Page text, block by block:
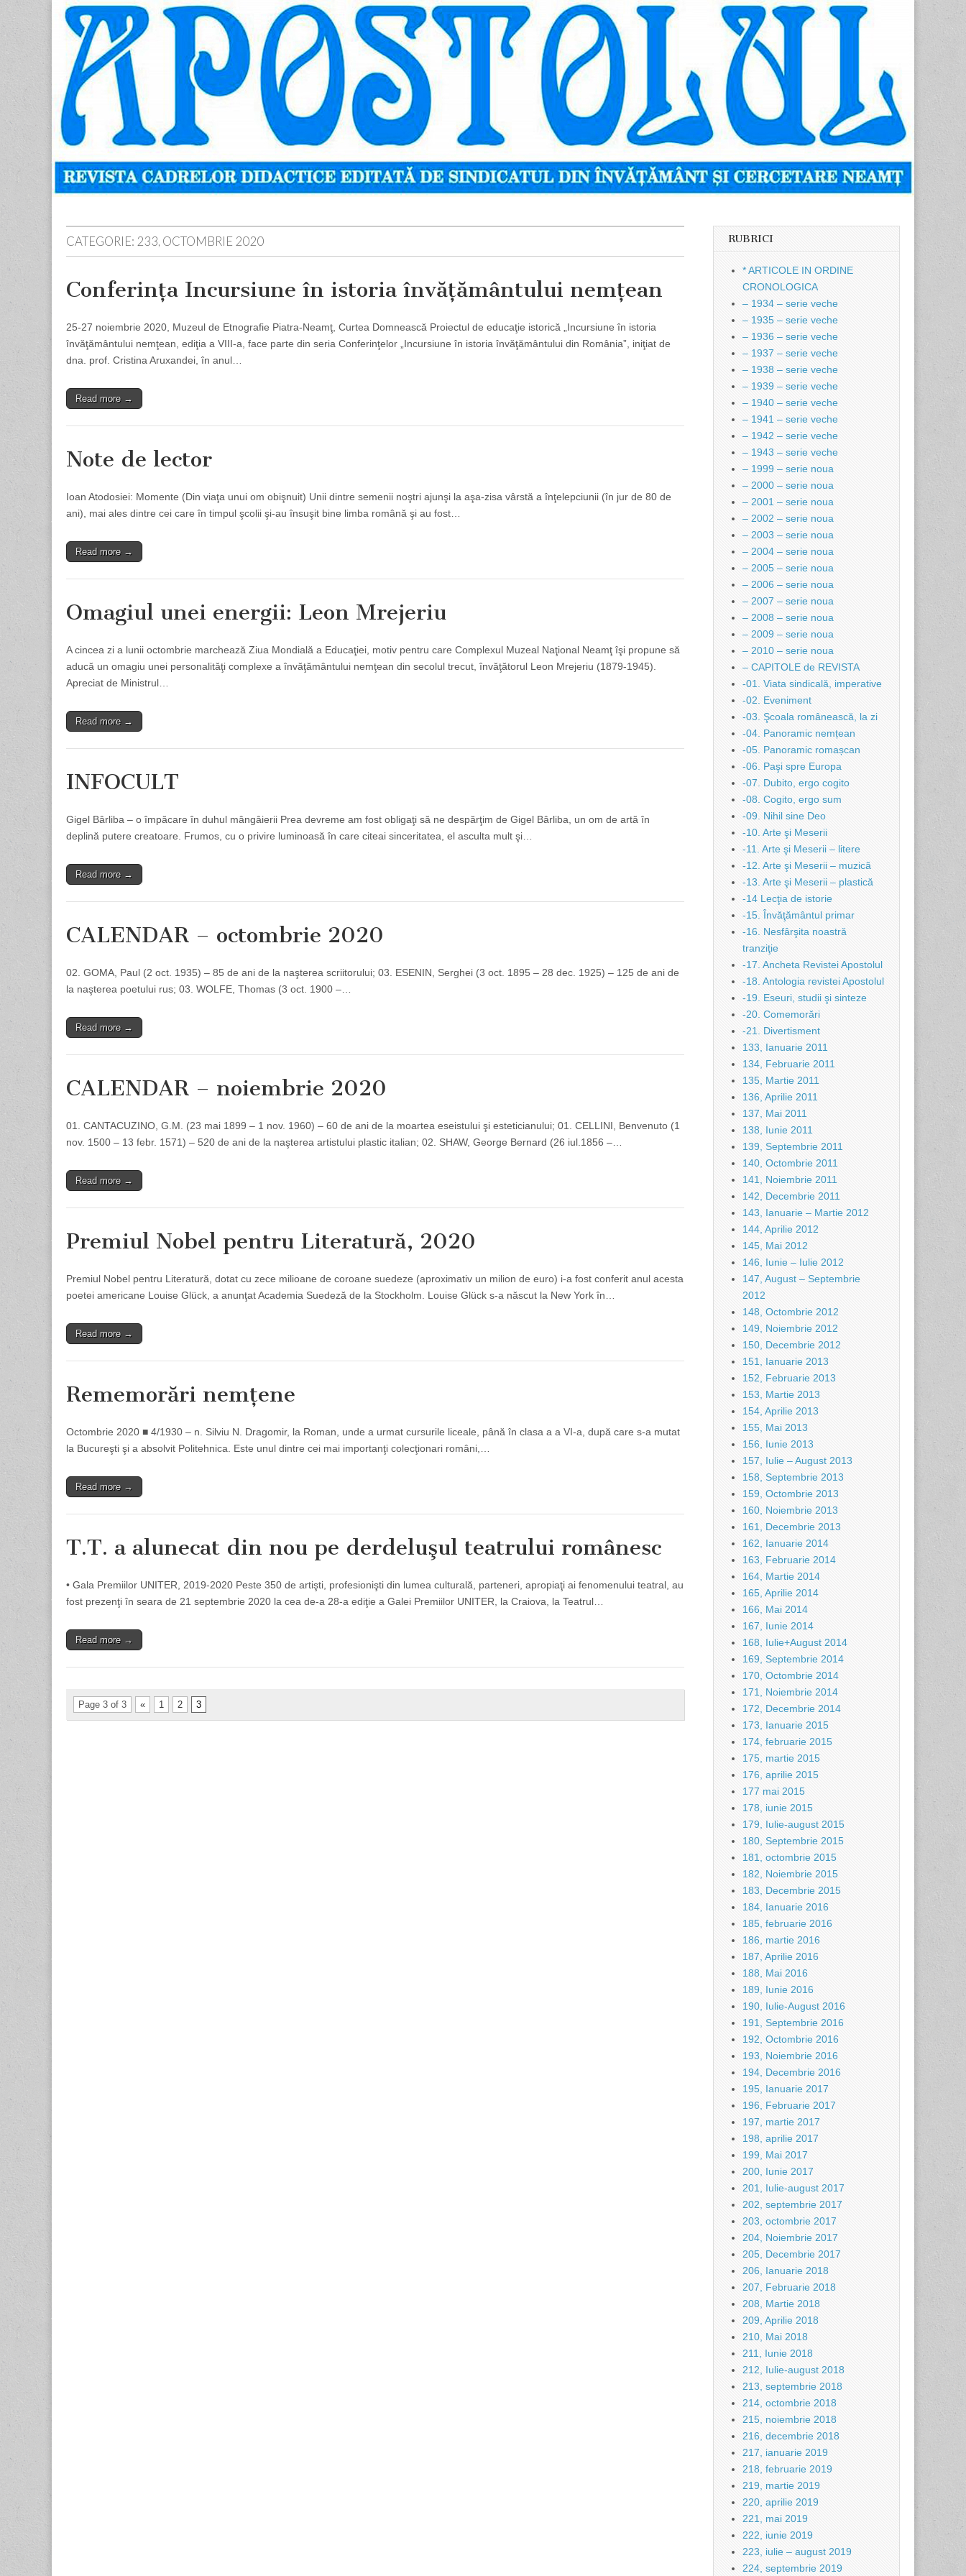
Apostolul
Revista
cadrelor
didactice
din
judetul
Neamt
menu
content
CATEGORIE: 233, OCTOMBRIE 2020
Conferinţa Incursiune în istoria învăţământului nemţean
25-27 noiembrie 2020, Muzeul de Etnografie Piatra-Neamţ, Curtea Domnească Proiectul de educaţie istorică „Incursiune în istoria
învăţământului nemţean, ediţia a VIII-a, face parte din seria Conferinţelor „Incursiune în istoria învăţământului din România”, iniţiat de
dna. prof. Cristina Aruxandei, în anul…
Read more →
Note de lector
Ioan Atodosiei: Momente (Din viaţa unui om obişnuit) Unii dintre semenii noştri ajunşi la aşa-zisa vârstă a înţelepciunii (în jur de 80 de
ani), mai ales dintre cei care în timpul şcolii şi-au însuşit bine limba română şi au fost…
Read more →
Omagiul unei energii: Leon Mrejeriu
A cincea zi a lunii octombrie marchează Ziua Mondială a Educaţiei, motiv pentru care Complexul Muzeal Naţional Neamţ îşi propune să
aducă un omagiu unei personalităţi complexe a învăţământului nemţean din secolul trecut, învăţătorul Leon Mrejeriu (1879-1945).
Apreciat de Ministrul…
Read more →
INFOCULT
Gigel Bârliba – o împăcare în duhul mângâierii Prea devreme am fost obligaţi să ne despărţim de Gigel Bârliba, un om de artă în
deplină putere creatoare. Frumos, cu o privire luminoasă în care citeai sinceritatea, el asculta mult şi…
Read more →
CALENDAR – octombrie 2020
02. GOMA, Paul (2 oct. 1935) – 85 de ani de la naşterea scriitorului; 03. ESENIN, Serghei (3 oct. 1895 – 28 dec. 1925) – 125 de ani de
la naşterea poetului rus; 03. WOLFE, Thomas (3 oct. 1900 –…
Read more →
CALENDAR – noiembrie 2020
01. CANTACUZINO, G.M. (23 mai 1899 – 1 nov. 1960) – 60 de ani de la moartea eseistului şi esteticianului; 01. CELLINI, Benvenuto (1
nov. 1500 – 13 febr. 1571) – 520 de ani de la naşterea artistului plastic italian; 02. SHAW, George Bernard (26 iul.1856 –…
Read more →
Premiul Nobel pentru Literatură, 2020
Premiul Nobel pentru Literatură, dotat cu zece milioane de coroane suedeze (aproximativ un milion de euro) i-a fost conferit anul acesta
poetei americane Louise Glück, a anunţat Academia Suedeză de la Stockholm. Louise Glück s-a născut la New York în…
Read more →
Rememorări nemţene
Octombrie 2020 ■ 4/1930 – n. Silviu N. Dragomir, la Roman, unde a urmat cursurile liceale, până în clasa a a VI-a, după care s-a mutat
la Bucureşti şi a absolvit Politehnica. Este unul dintre cei mai importanţi colecţionari români,…
Read more →
T.T. a alunecat din nou pe derdeluşul teatrului românesc
• Gala Premiilor UNITER, 2019-2020 Peste 350 de artişti, profesionişti din lumea culturală, parteneri, apropiaţi ai fenomenului teatral, au
fost prezenţi în seara de 21 septembrie 2020 la cea de-a 28-a ediţie a Galei Premiilor UNITER, la Craiova, la Teatrul…
Read more →
Page 3 of 3 « 1 2 3
RUBRICI
* ARTICOLE IN ORDINE
CRONOLOGICA
– 1934 – serie veche
– 1935 – serie veche
– 1936 – serie veche
– 1937 – serie veche
– 1938 – serie veche
– 1939 – serie veche
– 1940 – serie veche
– 1941 – serie veche
– 1942 – serie veche
– 1943 – serie veche
– 1999 – serie noua
– 2000 – serie noua
– 2001 – serie noua
– 2002 – serie noua
– 2003 – serie noua
– 2004 – serie noua
– 2005 – serie noua
– 2006 – serie noua
– 2007 – serie noua
– 2008 – serie noua
– 2009 – serie noua
– 2010 – serie noua
– CAPITOLE de REVISTA
-01. Viata sindicală, imperative
-02. Eveniment
-03. Şcoala românească, la zi
-04. Panoramic nemțean
-05. Panoramic romașcan
-06. Paşi spre Europa
-07. Dubito, ergo cogito
-08. Cogito, ergo sum
-09. Nihil sine Deo
-10. Arte şi Meserii
-11. Arte şi Meserii – litere
-12. Arte şi Meserii – muzică
-13. Arte şi Meserii – plastică
-14 Lecţia de istorie
-15. Învăţământul primar
-16. Nesfârşita noastră
tranziţie
-17. Ancheta Revistei Apostolul
-18. Antologia revistei Apostolul
-19. Eseuri, studii şi sinteze
-20. Comemorări
-21. Divertisment
133, Ianuarie 2011
134, Februarie 2011
135, Martie 2011
136, Aprilie 2011
137, Mai 2011
138, Iunie 2011
139, Septembrie 2011
140, Octombrie 2011
141, Noiembrie 2011
142, Decembrie 2011
143, Ianuarie – Martie 2012
144, Aprilie 2012
145, Mai 2012
146, Iunie – Iulie 2012
147, August – Septembrie
2012
148, Octombrie 2012
149, Noiembrie 2012
150, Decembrie 2012
151, Ianuarie 2013
152, Februarie 2013
153, Martie 2013
154, Aprilie 2013
155, Mai 2013
156, Iunie 2013
157, Iulie – August 2013
158, Septembrie 2013
159, Octombrie 2013
160, Noiembrie 2013
161, Decembrie 2013
162, Ianuarie 2014
163, Februarie 2014
164, Martie 2014
165, Aprilie 2014
166, Mai 2014
167, Iunie 2014
168, Iulie+August 2014
169, Septembrie 2014
170, Octombrie 2014
171, Noiembrie 2014
172, Decembrie 2014
173, Ianuarie 2015
174, februarie 2015
175, martie 2015
176, aprilie 2015
177 mai 2015
178, iunie 2015
179, Iulie-august 2015
180, Septembrie 2015
181, octombrie 2015
182, Noiembrie 2015
183, Decembrie 2015
184, Ianuarie 2016
185, februarie 2016
186, martie 2016
187, Aprilie 2016
188, Mai 2016
189, Iunie 2016
190, Iulie-August 2016
191, Septembrie 2016
192, Octombrie 2016
193, Noiembrie 2016
194, Decembrie 2016
195, Ianuarie 2017
196, Februarie 2017
197, martie 2017
198, aprilie 2017
199, Mai 2017
200, Iunie 2017
201, Iulie-august 2017
202, septembrie 2017
203, octombrie 2017
204, Noiembrie 2017
205, Decembrie 2017
206, Ianuarie 2018
207, Februarie 2018
208, Martie 2018
209, Aprilie 2018
210, Mai 2018
211, Iunie 2018
212, Iulie-august 2018
213, septembrie 2018
214, octombrie 2018
215, noiembrie 2018
216, decembrie 2018
217, ianuarie 2019
218, februarie 2019
219, martie 2019
220, aprilie 2019
221, mai 2019
222, iunie 2019
223, iulie – august 2019
224, septembrie 2019